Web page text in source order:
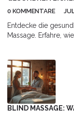
0 KOMMENTARE
Entdecke die
Massage. Erfahre,
BLIND MASSAGE: